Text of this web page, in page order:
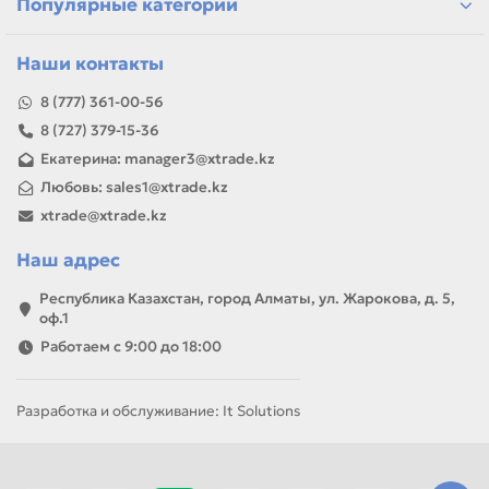
Популярные категории
Наши контакты
8 (777) 361-00-56
8 (727) 379-15-36
Екатерина: manager3@xtrade.kz
Любовь: sales1@xtrade.kz
xtrade@xtrade.kz
Наш адрес
Республика Казахстан, город Алматы, ул. Жарокова, д. 5,
оф.1
Работаем с 9:00 до 18:00
Разработка и обслуживание: It Solutions